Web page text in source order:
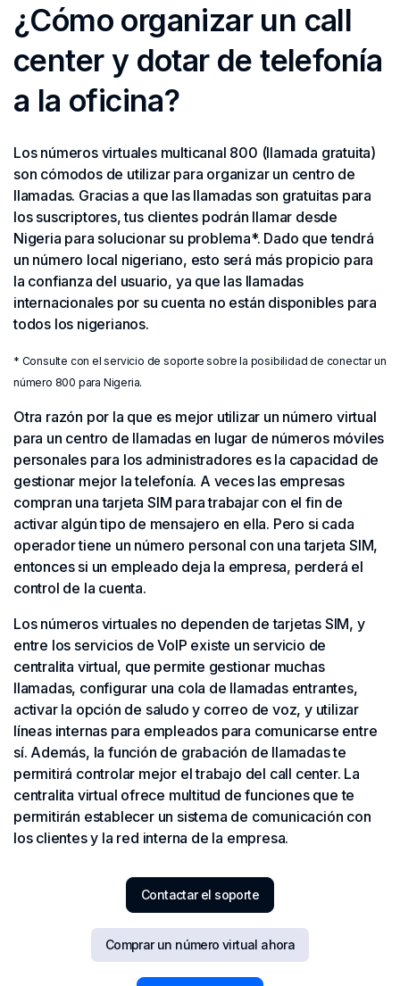
¿Cómo organizar un call
center y dotar de telefonía
a la oficina?
Los números virtuales multicanal 800 (llamada gratuita)
son cómodos de utilizar para organizar un centro de
llamadas. Gracias a que las llamadas son gratuitas para
los suscriptores, tus clientes podrán llamar desde
Nigeria para solucionar su problema*. Dado que tendrá
un número local nigeriano, esto será más propicio para
la confianza del usuario, ya que las llamadas
internacionales por su cuenta no están disponibles para
todos los nigerianos.
* Consulte con el servicio de soporte sobre la posibilidad de conectar un
número 800 para Nigeria.
Otra razón por la que es mejor utilizar un número virtual
para un centro de llamadas en lugar de números móviles
personales para los administradores es la capacidad de
gestionar mejor la telefonía. A veces las empresas
compran una tarjeta SIM para trabajar con el fin de
activar algún tipo de mensajero en ella. Pero si cada
operador tiene un número personal con una tarjeta SIM,
entonces si un empleado deja la empresa, perderá el
control de la cuenta.
Los números virtuales no dependen de tarjetas SIM, y
entre los servicios de VoIP existe un servicio de
centralita virtual, que permite gestionar muchas
llamadas, configurar una cola de llamadas entrantes,
activar la opción de saludo y correo de voz, y utilizar
líneas internas para empleados para comunicarse entre
sí. Además, la función de grabación de llamadas te
permitirá controlar mejor el trabajo del call center. La
centralita virtual ofrece multitud de funciones que te
permitirán establecer un sistema de comunicación con
los clientes y la red interna de la empresa.
Contactar el soporte
Comprar un número virtual ahora